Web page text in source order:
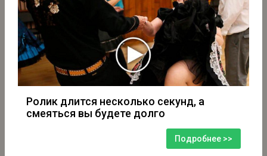
Ролик длится несколько секунд, а
смеяться вы будете долго
Подробнее >>